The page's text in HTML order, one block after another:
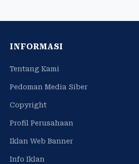
INFORMASI
Tentang Kami
Pedoman Media Siber
Copyright
Profil Perusahaan
Iklan Web Banner
Info Iklan